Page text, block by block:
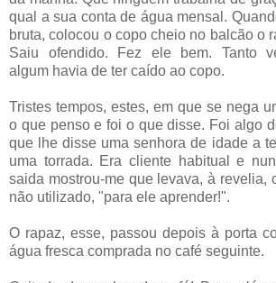
qual a sua conta de água mensal.
bruta, colocou o copo cheio no balcão o
Saiu ofendido. Fez ele bem. Tanto
algum havia de ter caído ao copo.
Tristes tempos, estes, em que se nega
o que penso e foi o que disse. Foi algo
que lhe disse uma senhora de idade a
uma torrada. Era cliente habitual e
saida mostrou-me que levava, à revelia,
não utilizado, "para ele aprender!".
O rapaz, esse, passou depois à porta
água fresca comprada no café seguinte.